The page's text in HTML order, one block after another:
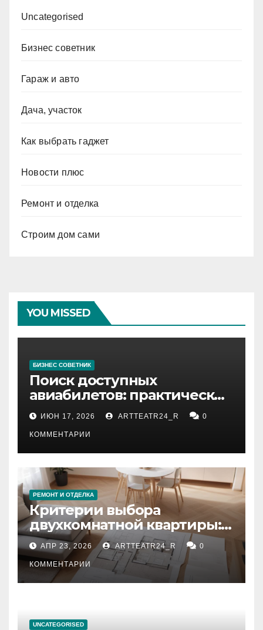
Uncategorised
Бизнес советник
Гараж и авто
Дача, участок
Как выбрать гаджет
Новости плюс
Ремонт и отделка
Строим дом сами
YOU MISSED
БИЗНЕС СОВЕТНИК
Поиск доступных
авиабилетов: практические
рекомендации
ИЮН 17, 2026 ARTTEATR24_R 0
КОММЕНТАРИИ
РЕМОНТ И ОТДЕЛКА
Критерии выбора
двухкомнатной квартиры:
планировка, площадь,
состояние и документация
АПР 23, 2026 ARTTEATR24_R 0
КОММЕНТАРИИ
UNCATEGORISED